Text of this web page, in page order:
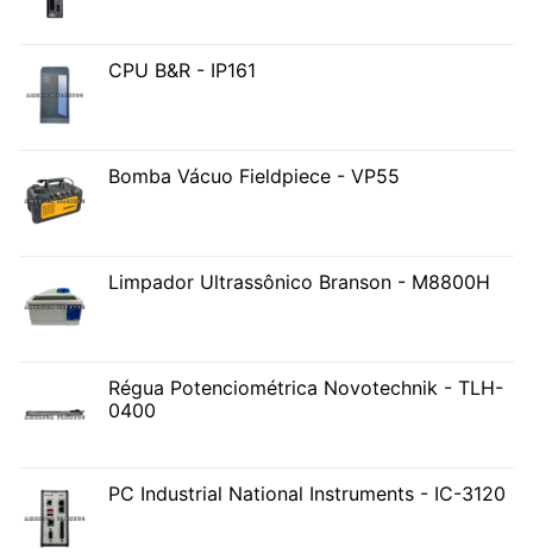
CPU B&R - IP161
Bomba Vácuo Fieldpiece - VP55
Limpador Ultrassônico Branson - M8800H
Régua Potenciométrica Novotechnik - TLH-
0400
PC Industrial National Instruments - IC-3120